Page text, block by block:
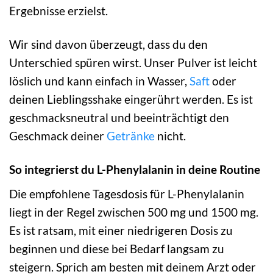
Ergebnisse erzielst.
Wir sind davon überzeugt, dass du den
Unterschied spüren wirst. Unser Pulver ist leicht
löslich und kann einfach in Wasser, Saftoder
deinen Lieblingsshake eingerührt werden. Es ist
geschmacksneutral und beeinträchtigt den
Geschmack deinerGetränke nicht.
So integrierst du L-Phenylalanin in deine Routine
Die empfohlene Tagesdosis für L-Phenylalanin
liegt in der Regel zwischen 500 mg und 1500 mg.
Es ist ratsam, mit einer niedrigeren Dosis zu
beginnen und diese bei Bedarf langsam zu
steigern. Sprich am besten mit deinem Arzt oder